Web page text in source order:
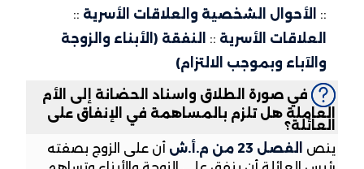
الأحوال الشخصية والعلاقات الأسرية ::
العلاقات الأسرية :: النفقة (الأبناء والزوجة
والآباء وبموجب الالتزام)
في صورة الطلاق واسناد الحضانة إلى الأم
العاملة هل تلزم بالمساهمة في الإنفاق على
العائلة؟
ينصالفصل 23 من م.أ.ش
أن على الزوج بصفته